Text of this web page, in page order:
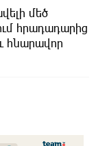
մեծ
հրադադարից
հնարավոր